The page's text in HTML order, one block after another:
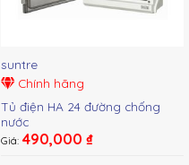
suntre
Chính hãng
Tủ điện HA 24 đường chống
nước
Giá: 490,000 ₫